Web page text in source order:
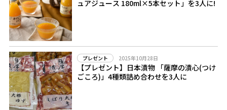
ュアジュース 180ml×5本セット」を3人に!
プレゼント 2025年10月28日
【プレゼント】日本漬物 「薩摩の漬心(つけ
ごころ)」4種類詰め合わせを3人に